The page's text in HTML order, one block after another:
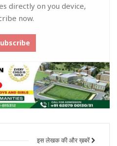
directly on you device,
now.
इस लेखक की और ख़बरें